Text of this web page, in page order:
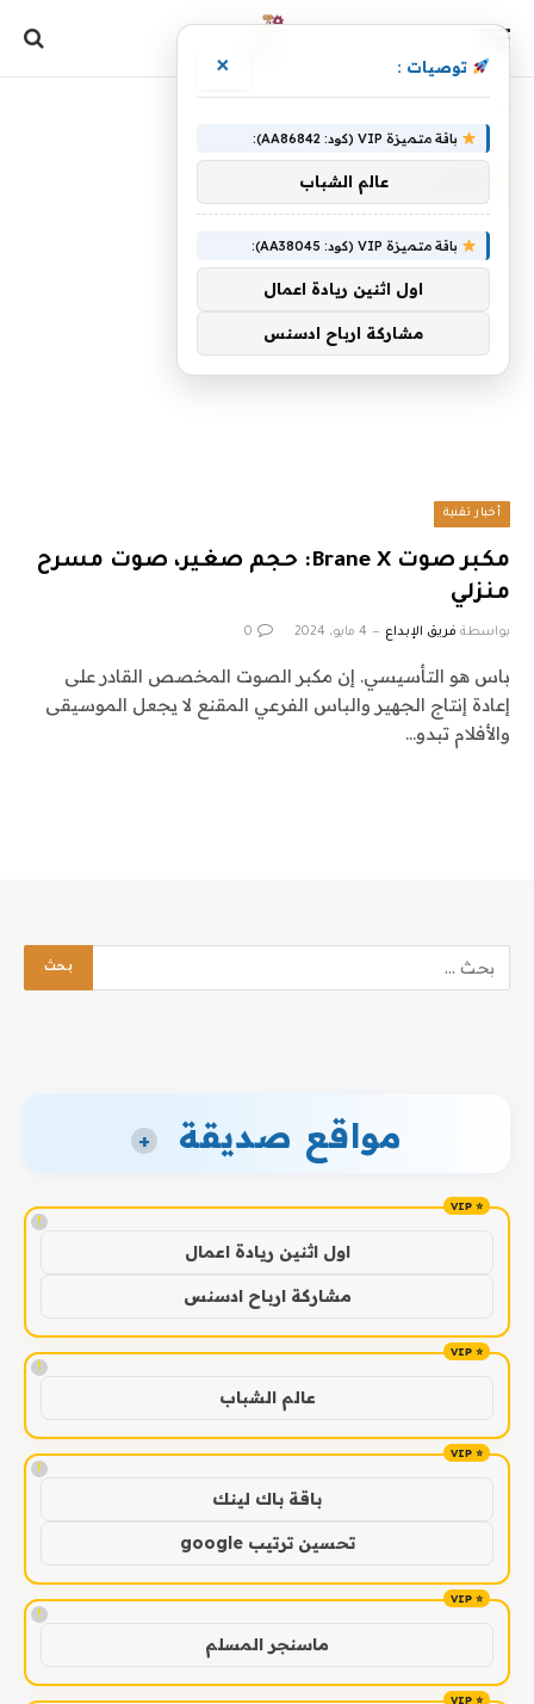
أخبار تقنية
مكبر صوت Brane X: حجم صغير، صوت مسرح
منزلي
بواسطة فريق الإبداع 4 مايو، 2024 0
باس هو التأسيسي. إن مكبر الصوت المخصص القادر على
إعادة إنتاج الجهير والباس الفرعي المقنع لا يجعل الموسيقى
والأفلام تبدو…
مواقع صديقة +
!
اول اثنين ريادة اعمال
مشاركة ارباح ادسنس
!
عالم الشباب
!
باقة باك لينك
تحسين ترتيب google
!
ماسنجر المسلم
توصيات : ×
باقة متميزة VIP (كود: AA86842):
عالم الشباب
باقة متميزة VIP (كود: AA38045):
اول اثنين ريادة اعمال
مشاركة ارباح ادسنس